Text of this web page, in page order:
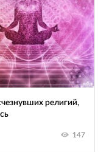
религий,
147